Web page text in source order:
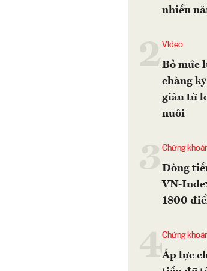
nhiều
2Video
Bỏ mức
chàng
giàu từ
nuôi
Chứng
Dòng
VN-
1800
4Chứng
Áp lực